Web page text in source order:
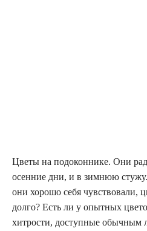
Цветы на подоконнике. Они
осенние дни, и в зимнюю
они хорошо себя чувствовали,
долго? Есть ли у опытных
хитрости, доступные обычным